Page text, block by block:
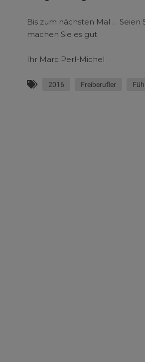
Bis zum nächsten Mal …
machen Sie es gut.
Ihr Marc Perl-Michel
2016 Freiberufler